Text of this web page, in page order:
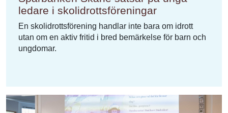
ledare i skolidrottsföreningar
En skolidrottsförening handlar inte bara om idrott
utan om en aktiv fritid i bred bemärkelse för barn och
ungdomar.